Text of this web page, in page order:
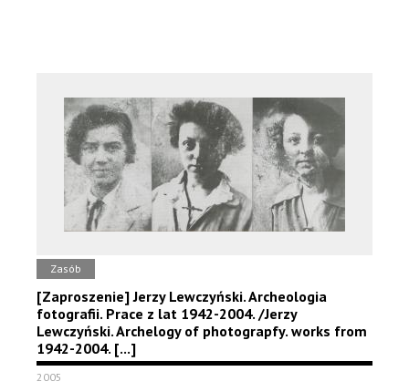
Zasób
[Zaproszenie] Jerzy Lewczyński. Archeologia
fotografii. Prace z lat 1942-2004. /Jerzy
Lewczyński. Archelogy of photograpfy. works from
1942-2004. [...]
2005